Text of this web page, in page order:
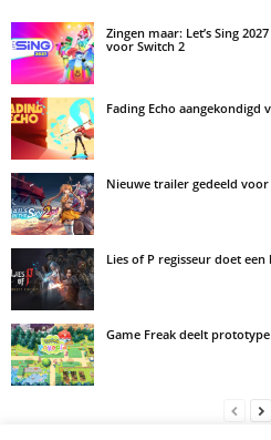
Zingen maar: Let’s Sing
voor Switch 2
Fading Echo aangekondigd
Nieuwe trailer gedeeld
Lies of P regisseur doet
Game Freak deelt